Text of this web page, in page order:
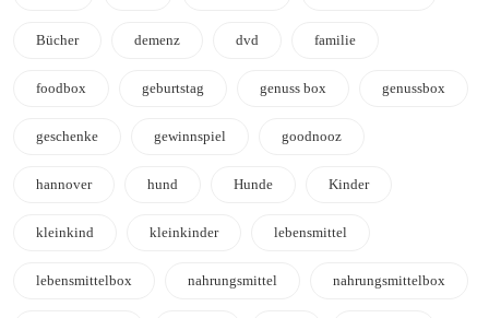
Bücher demenz dvd familie
foodbox geburtstag genuss box genussbox
geschenke gewinnspiel goodnooz
hannover hund Hunde Kinder
kleinkind kleinkinder lebensmittel
lebensmittelbox nahrungsmittel nahrungsmittelbox